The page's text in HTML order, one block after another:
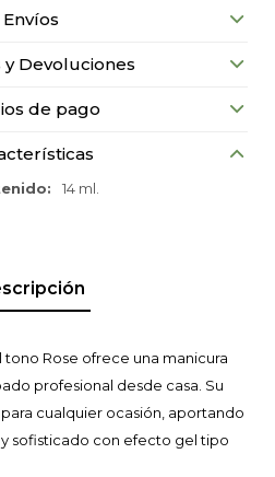
Envíos
y Devoluciones
de pago
14 ml.
tono Rose ofrece una manicura
profesional desde casa. Su
cualquier ocasión, aportando
sofisticado con efecto gel tipo